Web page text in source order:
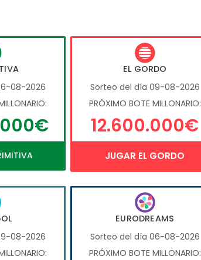
08-2026
EL GORDO
Sorteo del día 09-08-2026
PRÓXIMO BOTE MILLONARIO:
12.600.000€
JUGAR EL GORDO
08-2026
EURODREAMS
Sorteo del día 06-08-2026
PRÓXIMO BOTE MILLONARIO: